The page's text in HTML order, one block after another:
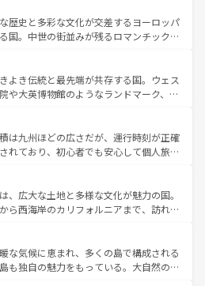
て風土や気候が異なるスペインはその個
性で訪れる人を魅了する。 なお、新着のスペイン情報は コ
照してほしい。
詰まっている。華麗な宮殿、歴史的な大
チ、そして豊かな自然が、訪れる者を心
た、フランスは美食の国としても知ら
の発祥地であるランス、プロヴァンスの
ー畑など、多彩な楽しみ方が可能だ。さ
地域にも魅力が溢れており、どの街角に
ぶとそれぞれで全く異なる文化を体験で
だろう。 なお、新着のフランス情報はコンテンツ一覧
。
歴史と多彩な文化が交差するヨーロッパ
国。中世の街並みが残るロマンチック街
、どこを歩いても飽きることがない。ベ
気、バイエルン州のアルプスの絶景、そ
のワイン畑といった風景は必見。ビール
ぜひ体験してほしい。 なお、新着の
テンツ一覧を参照してほしい。
よき伝統と最先端が共存する国。ウェス
や大英博物館のようなランドマーク、歴
魅力がある。また、優雅なアフタヌーン
きにはたまらない英国パブ、サッカー観
らこそできる体験も豊富。イギリスを旅
てほしい。
は九州ほどの広さだが、運行時刻が正確
れており、初心者でも安心して個人旅行
残る町や、スイスならではのユニークな
ルプス観光だけでなく町歩きも満喫する
民の所得が高いため物価も高いが、旅行
光を楽しむこともできる。 なお、新
コンテンツ一覧 を参照してほしい。
、広大な土地と多様な文化が魅力の国。
ら西海岸のカリフォルニアまで、訪れる
は、観光、ショッピング、エンターテイ
た刺激的なスポットだ。一方、アメリカ
広がり、グランドキャニオンやイエロー
な気候に恵まれ、多くの島で構成される
も独自の魅力をもっている。大自然の神